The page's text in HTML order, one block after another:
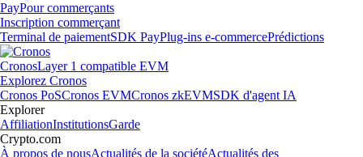
PayPour commerçants
Inscription commerçant
Terminal de paiementSDK PayPlug-ins e-commercePrédictions
CronosLayer 1 compatible EVM
Explorez Cronos
Cronos PoSCronos EVMCronos zkEVMSDK d'agent IA
Explorer
AffiliationInstitutionsGarde
Crypto.com
À propos de nousActualités de la sociétéActualités des